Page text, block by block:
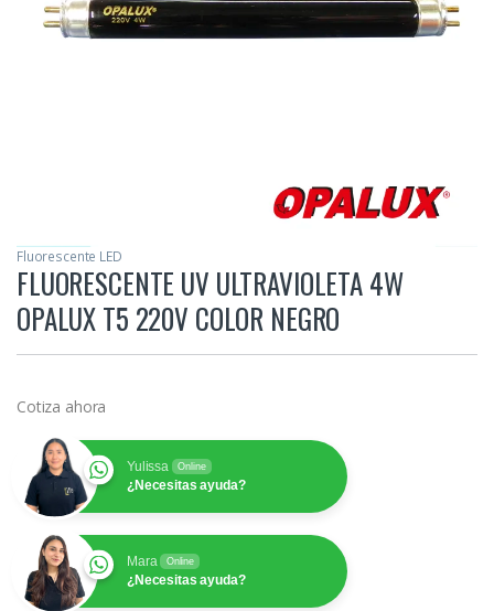
Fluorescente LED
FLUORESCENTE UV ULTRAVIOLETA 4W
OPALUX T5 220V COLOR NEGRO
Cotiza ahora
Yulissa Online
¿Necesitas ayuda?
Mara Online
¿Necesitas ayuda?